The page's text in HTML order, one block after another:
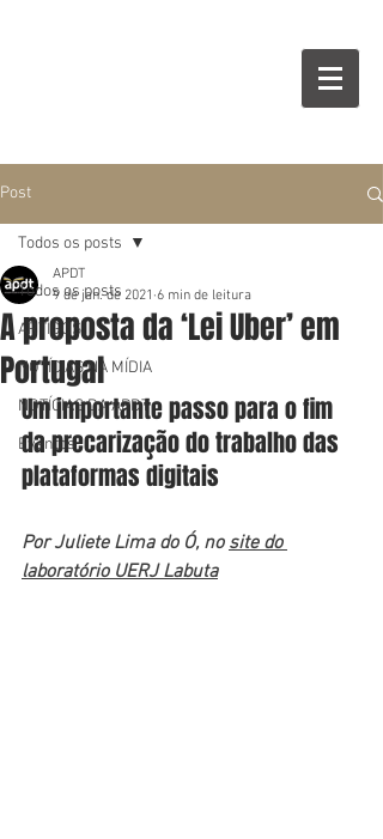
Post
Todos os posts
ARTIGOS
NOTÍCIAS NA MÍDIA
NOTÍCIAS DA APDT
Eventos
Todos os posts
A proposta da ‘Lei Uber’ em
Portugal
APDT
9 de jan. de 2021 6 min de leitura
Um importante passo para o fim
da precarização do trabalho das
plataformas digitais
Por Juliete Lima do Ó, no site do
laboratório UERJ Labuta